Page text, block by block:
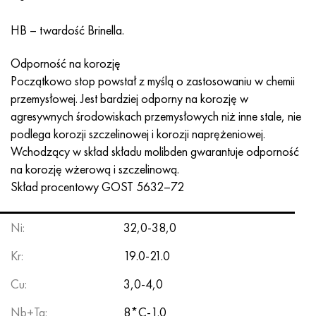
HB – twardość Brinella.
Odporność na korozję
Początkowo stop powstał z myślą o zastosowaniu w chemii
przemysłowej. Jest bardziej odporny na korozję w
agresywnych środowiskach przemysłowych niż inne stale, nie
podlega korozji szczelinowej i korozji naprężeniowej.
Wchodzący w skład składu molibden gwarantuje odporność
na korozję wżerową i szczelinową.
Skład procentowyGOST 5632–72
Ni:
32,0-38,0
Kr:
19.0-21.0
Cu:
3,0-4,0
Nb+Ta:
8*C-1.0
MP159
Nikrofer 5923 HMO
Nicrofer 6030
Nitronik 40
Nitronik 50
Nitronika 60
Nitronik 75
Nimonic 80a
56DGNH
79NM, Magnifer 7904
80 mil morskich
80NMV-VI
80NHS
81HMA
Rodzaje stopów precyzyjnych
Bimetale termostatyczne
HN73MBTYu
HN75MBTYu
XN75TBYu
XN77TYu
XN77TYUR
ХН78Т
HN80TBY
N65M, EP982
5B
NA 6
TS-6
14 tytan
SP-17
40 tytanu
1.4567 - AISI 304Cu
1.4574 - Stop PH 15-7 Mo®
1.4580 - AISI 316Cb
1.4597 - AISI 204Cu
Stop 28 - 1.4563
Stop 31 - 1.4562
Stop 254smo® - 1.4547
Stop 926 - 1.4529
15X16H2AM
18X12VMBFR
20X12VNMF
20Х3MFW
21NKMT
37X12N8G8MFB
40X10X2M
40Х9С2
30X, AISI 5130, 30 godz
30hgsa, 30hgsa
30hgsn2a, 30hgsna
30xn2ma, 30CrNiMo8
30хн3а, 31nicr14
34khn3ma, 36NiCrMo16, 35NiCrMo16
35hg, 35hg
35hgsa, 35hgsa